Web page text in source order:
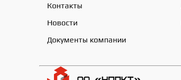
Контакты
Новости
Документы компании